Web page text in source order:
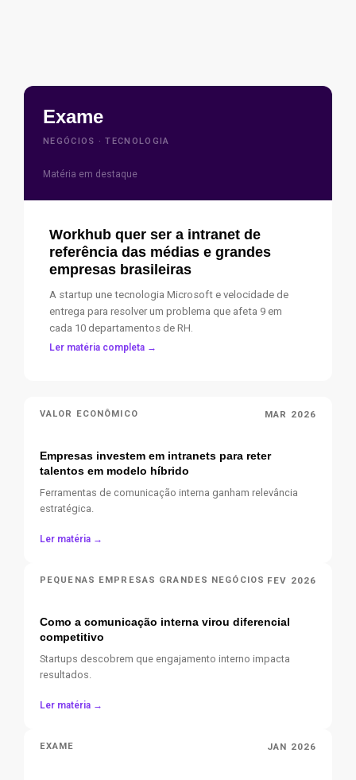
Exame
NEGÓCIOS · TECNOLOGIA
Matéria em destaque
Workhub quer ser a intranet de
referência das médias e grandes
empresas brasileiras
A startup une tecnologia Microsoft e velocidade de
entrega para resolver um problema que afeta 9 em
cada 10 departamentos de RH.
Ler matéria completa →
VALOR ECONÔMICO MAR 2026
Empresas investem em intranets para reter
talentos em modelo híbrido
Ferramentas de comunicação interna ganham relevância
estratégica.
Ler matéria →
PEQUENAS EMPRESAS GRANDES NEGÓCIOS FEV 2026
Como a comunicação interna virou diferencial
competitivo
Startups descobrem que engajamento interno impacta
resultados.
Ler matéria →
EXAME JAN 2026